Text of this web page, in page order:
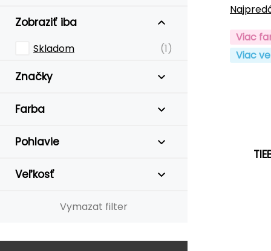
Zobraziť iba
Skladom (1)
Značky
Farba
Pohlavie
Veľkosť
Vymazat filter
Viac
Viac